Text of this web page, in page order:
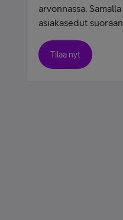
arvonnassa.
asiakasedut
Tilaa nyt